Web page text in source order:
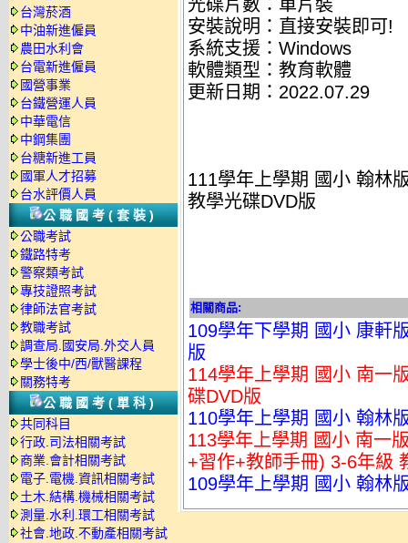
台灣菸酒
中油新進僱員
農田水利會
台電新進僱員
國營事業
台鐵營運人員
中華電信
中鋼集團
台糖新進工員
國軍人才招募
台水評價人員
公職國考(套裝)
公職考試
鐵路特考
警察類考試
專技證照考試
律師法官考試
教職考試
調查局.國安局.外交人員
學士後中/西/獸醫課程
關務特考
公職國考(單科)
共同科目
行政.司法相關考試
商業.會計相關考試
電子.電機.資訊相關考試
土木.結構.機械相關考試
測量.水利.環工相關考試
社會.地政.不動產相關考試
光碟片數：單片裝
安裝說明：直接安裝即可!
系統支援：Windows
軟體類型：教育軟體
更新日期：2022.07.29
111學年上學期 國小 翰林
教學光碟DVD版
相關商品:
109學年下學期 國小 康軒
版
114學年上學期 國小 南一
碟DVD版
110學年上學期 國小 翰林
113學年上學期 國小 南一
+習作+教師手冊) 3-6年級
109學年上學期 國小 翰林